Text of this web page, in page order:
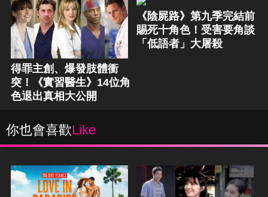
得罪主創、爆發肢體衝
突！《實習醫生》14位角
色退出真相大公開
《陰屍路》第九季完結前
賜死十角色！受害要角談
「低語者」大屠殺
你也會喜歡Like